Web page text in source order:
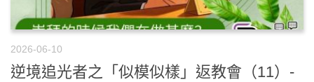
2026-06-10
逆境追光者之「似模似樣」返教會（11）-